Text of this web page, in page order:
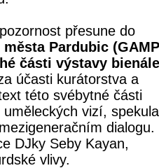
přesune do
Pardubic
části výstavy bienále
účasti kurátorstva a
této svébytné části
vizí,
dialogu.
DJky Seby Kayan,
vlivy.